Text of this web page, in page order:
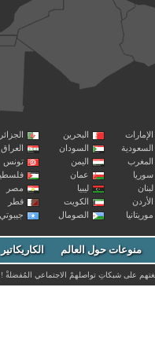
البحرين
الجزائر
السودان
العراق
اليمن
تونس
عمان
فلسطين
ليبيا
مصر
الكويت
قطر
الصومال جيبوتي
منوعات حول العالم الكاريكاتير
على شبكاتِ تواصلهمْ الاجتماعي المُفضلةْ !